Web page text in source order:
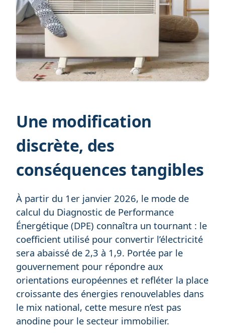
Une modification
discrète, des
conséquences tangibles
À partir du 1er janvier 2026, le mode de
calcul du Diagnostic de Performance
Énergétique (DPE) connaîtra un tournant : le
coefficient utilisé pour convertir l’électricité
sera abaissé de 2,3 à 1,9. Portée par le
gouvernement pour répondre aux
orientations européennes et refléter la place
croissante des énergies renouvelables dans
le mix national, cette mesure n’est pas
anodine pour le secteur immobilier.